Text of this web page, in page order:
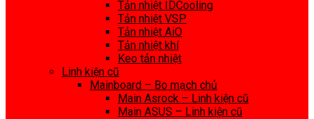
Tản nhiệt IDCooling
Tản nhiệt VSP
Tản nhiệt AiO
Tản nhiệt khí
Keo tản nhiệt
Linh kiện cũ
Mainboard – Bo mạch chủ
Main Asrock – Linh kiện cũ
Main ASUS – Linh kiện cũ